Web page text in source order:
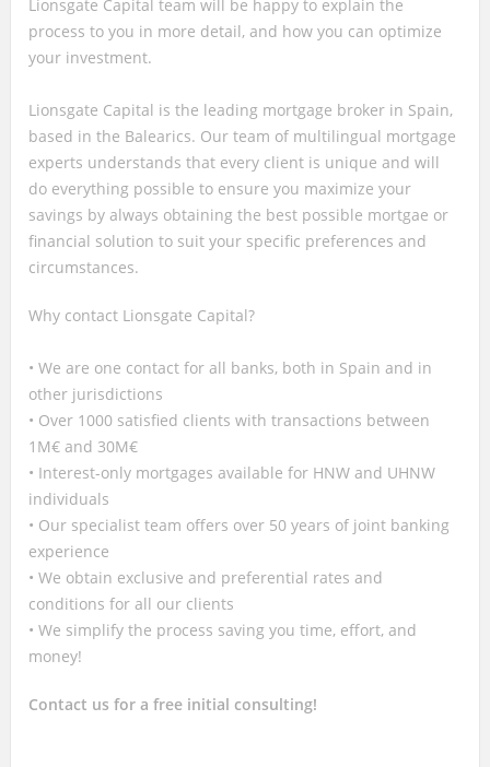
Lionsgate Capital team will be happy to explain the
process to you in more detail, and how you can optimize
your investment.
Lionsgate Capital is the leading mortgage broker in Spain,
based in the Balearics. Our team of multilingual mortgage
experts understands that every client is unique and will
do everything possible to ensure you maximize your
savings by always obtaining the best possible mortgae or
financial solution to suit your specific preferences and
circumstances.
Why contact Lionsgate Capital?
• We are one contact for all banks, both in Spain and in
other jurisdictions
• Over 1000 satisfied clients with transactions between
1M€ and 30M€
• Interest-only mortgages available for HNW and UHNW
individuals
• Our specialist team offers over 50 years of joint banking
experience
• We obtain exclusive and preferential rates and
conditions for all our clients
• We simplify the process saving you time, effort, and
money!
Contact us for a free initial consulting!